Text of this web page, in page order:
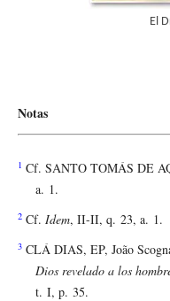
El
Notas
1 Cf. SANTO TOMÁS DE
a. 1.
2 Cf. Idem, II-II, q. 23, a. 1.
3 CLÁ DIAS, EP, João
Dios revelado a los
t. I, p. 35.